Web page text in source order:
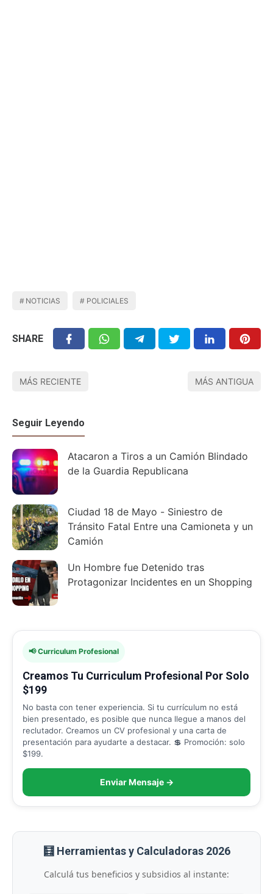
NOTICIAS POLICIALES
SHARE
MÁS RECIENTE MÁS ANTIGUA
Seguir Leyendo
Atacaron a Tiros a un Camión Blindado
de la Guardia Republicana
Ciudad 18 de Mayo - Siniestro de
Tránsito Fatal Entre una Camioneta y un
Camión
Un Hombre fue Detenido tras
Protagonizar Incidentes en un Shopping
📢 Curriculum Profesional
Creamos Tu Curriculum Profesional Por Solo
$199
No basta con tener experiencia. Si tu currículum no está
bien presentado, es posible que nunca llegue a manos del
reclutador. Creamos un CV profesional y una carta de
presentación para ayudarte a destacar. 💲 Promoción: solo
$199.
Enviar Mensaje →
🧮 Herramientas y Calculadoras 2026
Calculá tus beneficios y subsidios al instante: